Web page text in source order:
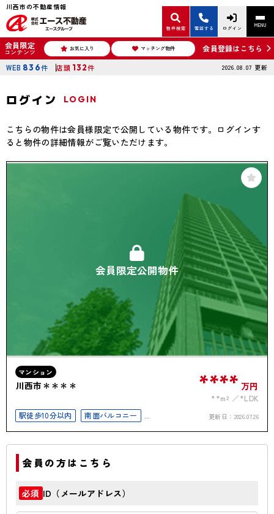
川西市の不動産情報
物件検索 電話する ログイン MENU
会員限定
コンテンツ お気に入り マッチング物件 会員登録はこちら
WEB 836件 店頭 132件 2026.08.07 更新
ログイン LOGIN
こちらの物件は会員様限定で公開している物件です。ログインす
ると物件の詳細情報がご覧いただけます。
会員限定公開物件
マンション
川西市＊＊＊＊ **** 万円
**m²
*LDK
駅徒歩10分以内
南面バルコニー
オートロック
更新日： 2026.07.26
会員の方はこちら
必須 ID（メールアドレス）